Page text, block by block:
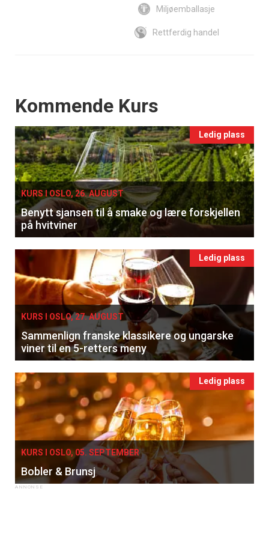
Miljøemballasje
Rettferdig handel
Events
Kommende Kurs
Ledig plass
KURS I OSLO, 26. AUGUST
Benytt sjansen til å smake og lære forskjellen
på hvitviner
Ledig plass
KURS I OSLO, 27. AUGUST
Sammenlign franske klassikere og ungarske
viner til en 5-retters meny
Ledig plass
KURS I OSLO, 05. SEPTEMBER
Bobler & Brunsj